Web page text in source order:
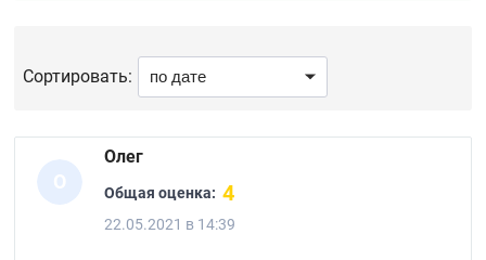
Сортировать:
О
Олег
Общая оценка: 4
22.05.2021 в 14:39